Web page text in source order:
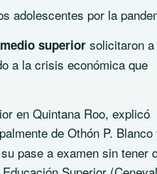
adolescentes por la
superior solicitaron
a la crisis económica que
en Quintana Roo, explicó
de Othón P. Blanco
pase a examen sin tener